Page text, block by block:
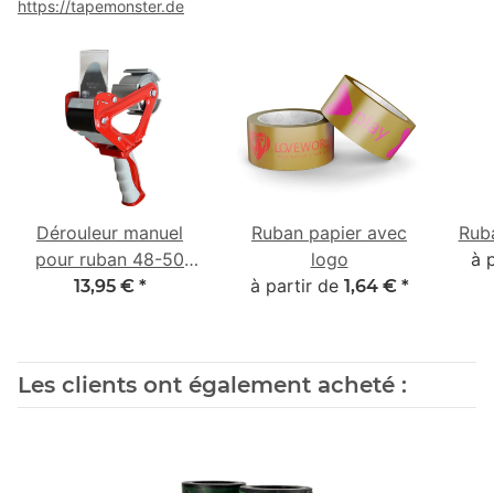
https://tapemonster.de
Dérouleur manuel
pour ruban 48-50
mm avec poignée 2K
13,95 € *
Ruban papier avec
logo
à partir de 1,64 € *
à
Les clients ont également acheté :